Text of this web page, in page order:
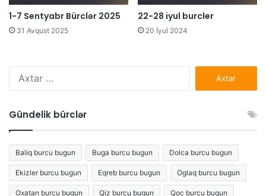
1-7 Sentyabr Bürclər 2025
31 Avqust 2025
22-28 iyul burcler
20 İyul 2024
Gündelik bürclər
Baliq burcu bugun Buga burcu bugun Dolca burcu bugun
Ekizler burcu bugun Eqreb burcu bugun Oglaq burcu bugun
Oxatan burcu bugun Qiz burcu bugun Qoc burcu bugun